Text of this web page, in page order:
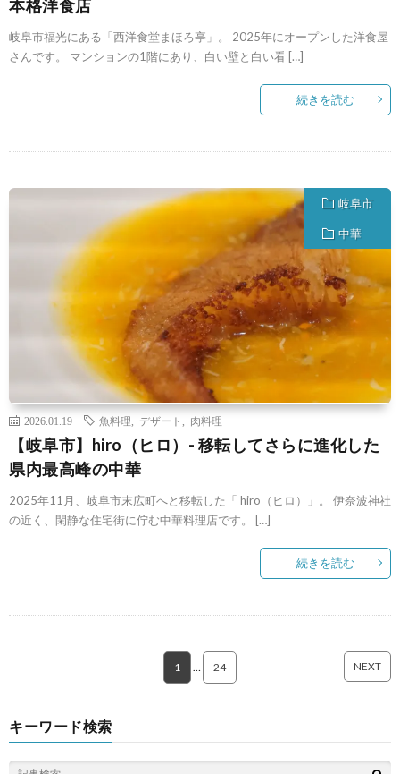
本格洋食店
岐阜市福光にある「西洋食堂まほろ亭」。 2025年にオープンした洋食屋
さんです。 マンションの1階にあり、白い壁と白い看 […]
続きを読む
岐阜市
中華
2026.01.19 魚料理 デザート 肉料理
【岐阜市】hiro（ヒロ）- 移転してさらに進化した
県内最高峰の中華
2025年11月、岐阜市末広町へと移転した「 hiro（ヒロ）」。 伊奈波神社
の近く、閑静な住宅街に佇む中華料理店です。 […]
続きを読む
1 24 NEXT
キーワード検索